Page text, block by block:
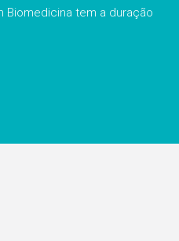
Biomedicina tem a duração